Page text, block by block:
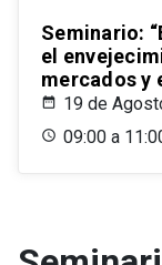
Seminario:
el
mercados y
19 de
09:00 a